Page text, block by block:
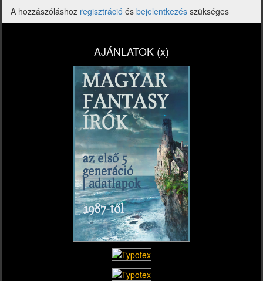
A hozzászóláshoz regisztráció és bejelentkezés szükséges
AJÁNLATOK (x)